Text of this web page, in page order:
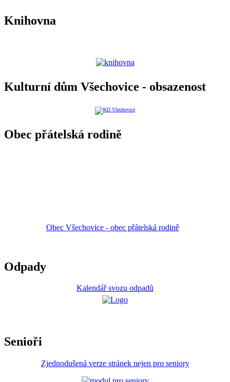
Knihovna
Kulturní dům Všechovice - obsazenost
Obec přátelská rodině
Obec Všechovice - obec přátelská rodině
Odpady
Kalendář svozu odpadů
Senioři
Zjednodušená verze stránek nejen pro seniory